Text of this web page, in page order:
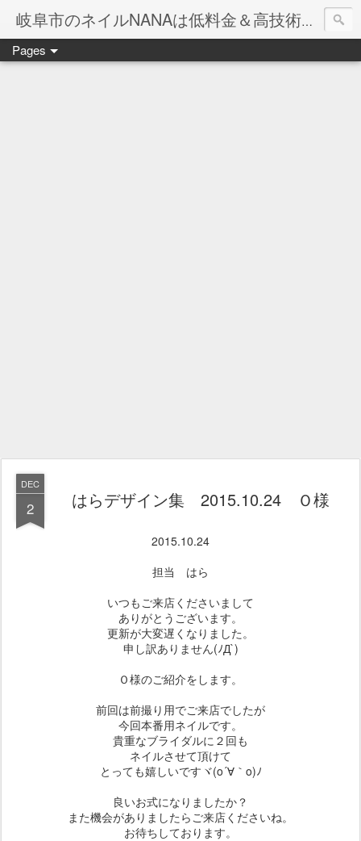
岐阜市のネイルNANAは低料金＆高技術のお店
ネイル岐阜市NANAです♪♪
Pages
DEC
2 はらデザイン集 2015.10.24 Ｏ様
2015.10.24
担当 はら
いつもご来店くださいまして
ありがとうございます。
更新が大変遅くなりました。
申し訳ありません(ﾉД`)
Ｏ様のご紹介をします。
前回は前撮り用でご来店でしたが
今回本番用ネイルです。
貴重なブライダルに２回も
ネイルさせて頂けて
とっても嬉しいですヾ(o´∀｀o)ﾉ
良いお式になりましたか？
また機会がありましたらご来店くださいね。
お待ちしております。